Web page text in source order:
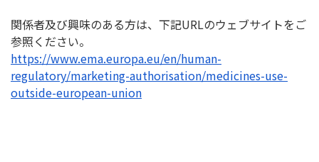
関係者及び興味のある方は、下記URLのウェブサイトをご
参照く ださい。
https://www.ema.europa.eu/en/human-
regulatory/marketing-authorisation/medicines-use-
outside-european-union